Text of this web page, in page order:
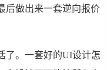
后做出来一套逆向报价
了。一套好的UI设计怎